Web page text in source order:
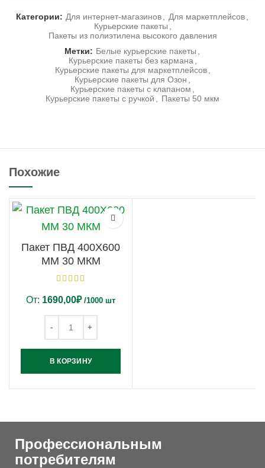
Категории: Для интернет-магазинов Для маркетплейсов
Курьерские пакеты
Пакеты из полиэтилена высокого давления
Метки: Белые курьерские пакеты
Курьерские пакеты без кармана
Курьерские пакеты для маркетплейсов
Курьерские пакеты для Озон
Курьерские пакеты с клапаном
Курьерские пакеты с ручкой
Пакеты 50 мкм
Похожие
Пакет ПВД 400Х600
ММ 30 МКМ
От: 1690,00₽ /1000 шт
В КОРЗИНУ
Профессиональным
потребителям